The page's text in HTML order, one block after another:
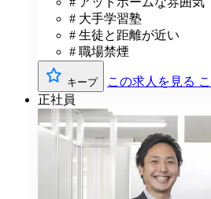
# 大手学習塾
# 生徒と距離が近い
# 職場禁煙
キープ この求人を見る
正社員